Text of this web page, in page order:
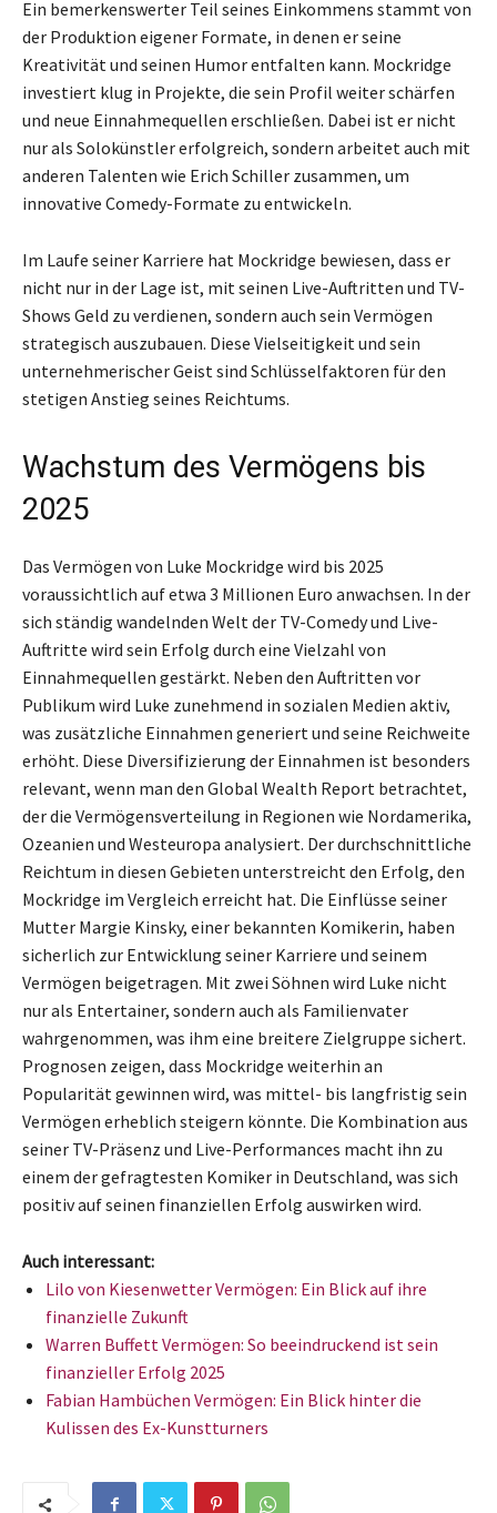
Ein bemerkenswerter Teil seines Einkommens stammt von
der Produktion eigener Formate, in denen er seine
Kreativität und seinen Humor entfalten kann. Mockridge
investiert klug in Projekte, die sein Profil weiter schärfen
und neue Einnahmequellen erschließen. Dabei ist er nicht
nur als Solokünstler erfolgreich, sondern arbeitet auch mit
anderen Talenten wie Erich Schiller zusammen, um
innovative Comedy-Formate zu entwickeln.
Im Laufe seiner Karriere hat Mockridge bewiesen, dass er
nicht nur in der Lage ist, mit seinen Live-Auftritten und TV-
Shows Geld zu verdienen, sondern auch sein Vermögen
strategisch auszubauen. Diese Vielseitigkeit und sein
unternehmerischer Geist sind Schlüsselfaktoren für den
stetigen Anstieg seines Reichtums.
Wachstum des Vermögens bis
2025
Das Vermögen von Luke Mockridge wird bis 2025
voraussichtlich auf etwa 3 Millionen Euro anwachsen. In der
sich ständig wandelnden Welt der TV-Comedy und Live-
Auftritte wird sein Erfolg durch eine Vielzahl von
Einnahmequellen gestärkt. Neben den Auftritten vor
Publikum wird Luke zunehmend in sozialen Medien aktiv,
was zusätzliche Einnahmen generiert und seine Reichweite
erhöht. Diese Diversifizierung der Einnahmen ist besonders
relevant, wenn man den Global Wealth Report betrachtet,
der die Vermögensverteilung in Regionen wie Nordamerika,
Ozeanien und Westeuropa analysiert. Der durchschnittliche
Reichtum in diesen Gebieten unterstreicht den Erfolg, den
Mockridge im Vergleich erreicht hat. Die Einflüsse seiner
Mutter Margie Kinsky, einer bekannten Komikerin, haben
sicherlich zur Entwicklung seiner Karriere und seinem
Vermögen beigetragen. Mit zwei Söhnen wird Luke nicht
nur als Entertainer, sondern auch als Familienvater
wahrgenommen, was ihm eine breitere Zielgruppe sichert.
Prognosen zeigen, dass Mockridge weiterhin an
Popularität gewinnen wird, was mittel- bis langfristig sein
Vermögen erheblich steigern könnte. Die Kombination aus
seiner TV-Präsenz und Live-Performances macht ihn zu
einem der gefragtesten Komiker in Deutschland, was sich
positiv auf seinen finanziellen Erfolg auswirken wird.
Auch interessant:
Lilo von Kiesenwetter Vermögen: Ein Blick auf ihre
finanzielle Zukunft
Warren Buffett Vermögen: So beeindruckend ist sein
finanzieller Erfolg 2025
Fabian Hambüchen Vermögen: Ein Blick hinter die
Kulissen des Ex-Kunstturners